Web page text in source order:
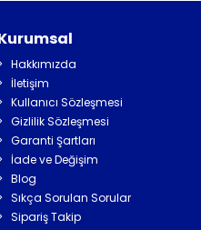
Hakkımızda
İletişim
Kullanıcı Sözleşmesi
Gizlilik Sözleşmesi
Garanti Şartları
İade ve Değişim
Blog
Sıkça Sorulan Sorular
Sipariş Takip